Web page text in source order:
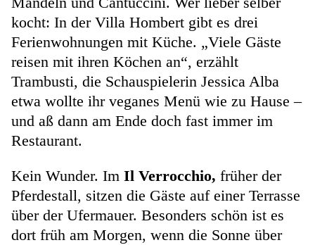
kocht: In der Villa Hombert gibt es drei
Ferienwohnungen mit Küche. „Viele Gäste
reisen mit ihren Köchen an“, erzählt
Trambusti, die Schauspielerin Jessica Alba
etwa wollte ihr veganes Menü wie zu Hause –
und aß dann am Ende doch fast immer im
Restaurant.
Kein Wunder. Im Il Verrocchio, früher der
Pferdestall, sitzen die Gäste auf einer Terrasse
über der Ufermauer. Besonders schön ist es
dort früh am Morgen, wenn die Sonne über